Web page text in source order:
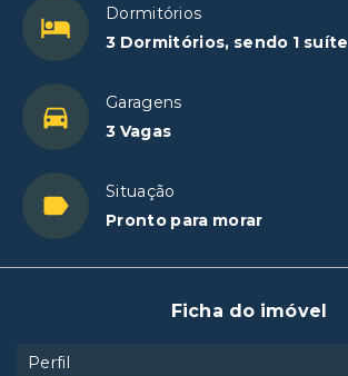
Dormitórios
3 Dormitórios, sendo 1 suíte
Garagens
3 Vagas
Situação
Pronto para morar
Ficha do imóvel
Perfil